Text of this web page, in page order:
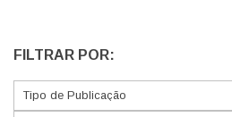
FILTRAR POR: